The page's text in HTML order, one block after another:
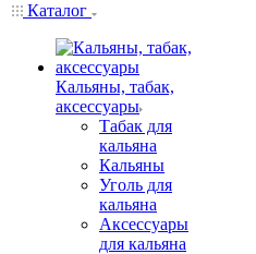
Каталог
Кальяны, табак,
аксессуары
Табак для
кальяна
Кальяны
Уголь для
кальяна
Аксессуары
для кальяна